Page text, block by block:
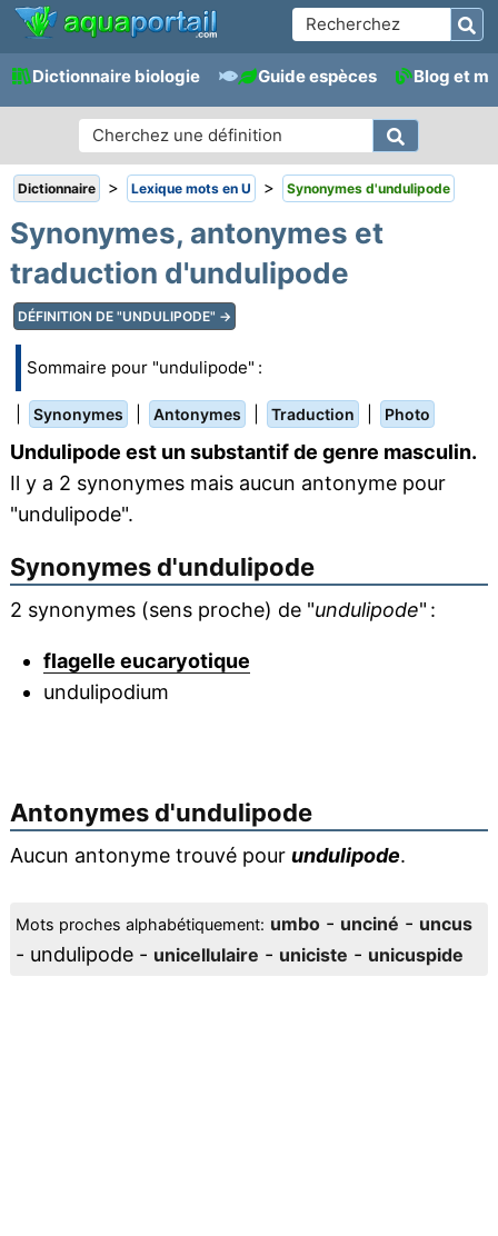
Dictionnaire biologie Guide espèces Blog et
Dictionnaire > Lexique mots en U > Synonymes d'undulipode
Synonymes, antonymes et
traduction d'undulipode
DÉFINITION DE "UNDULIPODE" →
Sommaire pour "undulipode" :
Synonymes Antonymes Traduction Photo
Undulipode est un substantif de genre masculin.
Il y a 2 synonymes mais aucun antonyme pour
"undulipode".
Synonymes d'undulipode
2 synonymes (sens proche) de "undulipode" :
flagelle eucaryotique
undulipodium
Antonymes d'undulipode
Aucun antonyme trouvé pour undulipode.
Mots proches alphabétiquement: umbo- unciné - uncus
- undulipode - unicellulaire - uniciste - unicuspide